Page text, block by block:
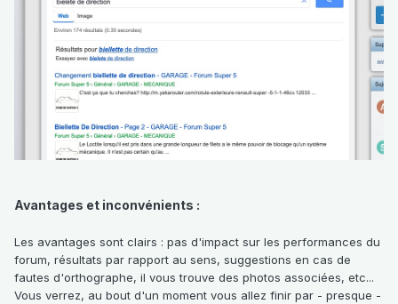
Avantages et inconvénients :
Les avantages sont clairs : pas d'impact sur les performances du
forum, résultats par rapport au sens, suggestions en cas de
fautes d'orthographe, il vous trouve des photos associées, etc...
Vous verrez, au bout d'un moment vous allez finir par - presque -